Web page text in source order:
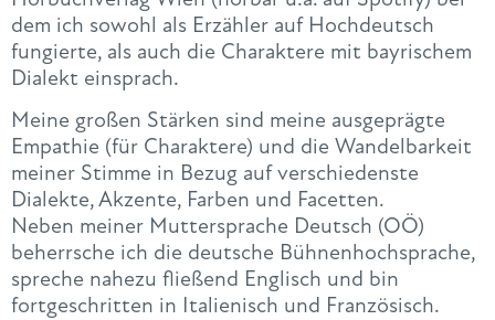
dem ich sowohl als Erzähler auf Hochdeutsch
fungierte, als auch die Charaktere mit bayrischem
Dialekt einsprach.
Meine großen Stärken sind meine ausgeprägte
Empathie (für Charaktere) und die Wandelbarkeit
meiner Stimme in Bezug auf verschiedenste
Dialekte, Akzente, Farben und Facetten.
Neben meiner Muttersprache Deutsch (OÖ)
beherrsche ich die deutsche Bühnenhochsprache,
spreche nahezu fließend Englisch und bin
fortgeschritten in Italienisch und Französisch.